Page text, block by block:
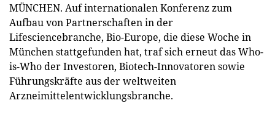
MÜNCHEN. Auf internationalen Konferenz zum
Aufbau von Partnerschaften in der
Lifesciencebranche, Bio-Europe, die diese Woche in
München stattgefunden hat, traf sich erneut das Who-
is-Who der Investoren, Biotech-Innovatoren sowie
Führungskräfte aus der weltweiten
Arzneimittelentwicklungsbranche.